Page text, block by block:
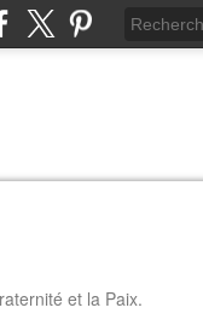
et la Paix.